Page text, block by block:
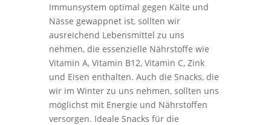
Immunsystem optimal gegen Kälte und
Nässe gewappnet ist, sollten wir
ausreichend Lebensmittel zu uns
nehmen, die essenzielle Nährstoffe wie
Vitamin A, Vitamin B12, Vitamin C, Zink
und Eisen enthalten. Auch die Snacks, die
wir im Winter zu uns nehmen, sollten uns
möglichst mit Energie und Nährstoffen
versorgen. Ideale Snacks für die